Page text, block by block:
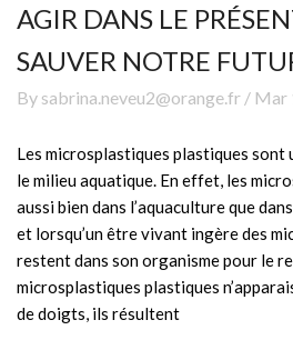
AGIR DANS LE
SAUVER NOTRE
By sabrina.neveu2@orange.fr / Mar
Les microsplastiques plastiques sont
le milieu aquatique. En effet, les
aussi bien dans l’aquaculture que
et lorsqu’un être vivant ingère des
restent dans son organisme pour le
microsplastiques plastiques
de doigts, ils résultent